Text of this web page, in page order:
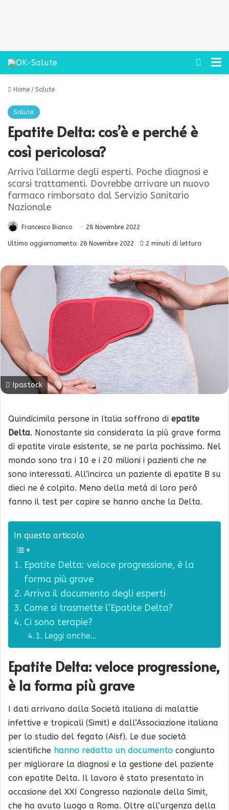
Cerca
Home / Salute
Salute
Epatite Delta: cos’è e perché è
così pericolosa?
Arriva l'allarme degli esperti. Poche diagnosi e
scarsi trattamenti. Dovrebbe arrivare un nuovo
farmaco rimborsato dal Servizio Sanitario
Nazionale
Francesco Bianco 28 Novembre 2022
Ultimo aggiornamento: 28 Novembre 2022 2 minuti di lettura
Ipastock
Quindicimila persone in Italia soffrono di epatite
Delta. Nonostante sia considerata la più grave forma
di epatite virale esistente, se ne parla pochissimo. Nel
mondo sono tra i 10 e i 20 milioni i pazienti che ne
sono interessati. All’incirca un paziente di epatite B su
dieci ne è colpito. Meno della metà di loro però
fanno il test per capire se hanno anche la Delta.
In questo articolo
Epatite Delta: veloce progressione, è la
forma più grave
Arriva il documento degli esperti
Come si trasmette l’Epatite Delta?
Ci sono terapie?
Leggi anche…
Epatite Delta: veloce progressione,
è la forma più grave
I dati arrivano dalla Società italiana di malattie
infettive e tropicali (Simit) e dall’Associazione italiana
per lo studio del fegato (Aisf). Le due società
scientifiche hanno redatto un documento congiunto
per migliorare la diagnosi e la gestione del paziente
con epatite Delta. Il lavoro è stato presentato in
occasione del XXI Congresso nazionale della Simit,
che ha avuto luogo a Roma. Oltre all’urgenza della